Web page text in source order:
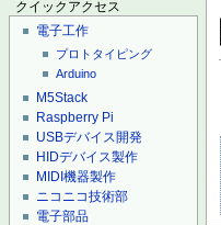
クイックアクセス
電子工作
プロトタイピング
Arduino
M5Stack
Raspberry Pi
USBデバイス開発
HIDデバイス製作
MIDI機器製作
ニコニコ技術部
電子部品